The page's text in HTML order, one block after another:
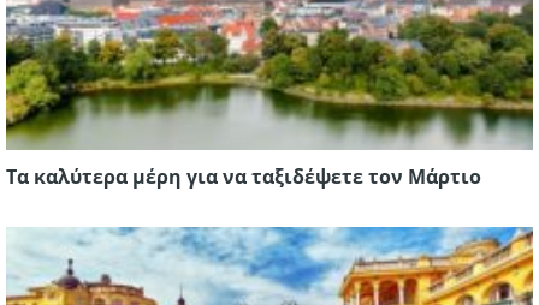
Τα καλύτερα μέρη για να ταξιδέψετε τον Μάρτιο